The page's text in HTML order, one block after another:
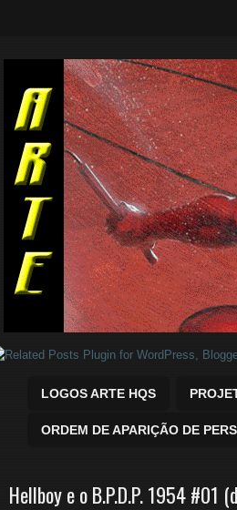
Quadrinhos Marvel e DC para baixar.
LOGOS ARTE HQS
ORDEM DE APARIÇÃO DE
Hellboy e o B.P.D.P. 1954 #01